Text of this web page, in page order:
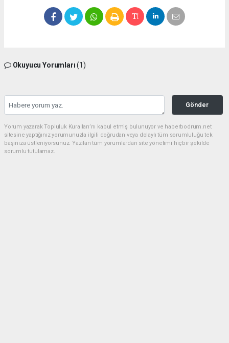
Okuyucu Yorumları(1)
Gönder
Yorum yazarak Topluluk Kuralları’nı kabul etmiş bulunuyor ve haberbodrum.net
sitesine yaptığınız yorumunuzla ilgili doğrudan veya dolaylı tüm sorumluluğu tek
başınıza üstleniyorsunuz. Yazılan tüm yorumlardan site yönetimi hiçbir şekilde
sorumlu tutulamaz.